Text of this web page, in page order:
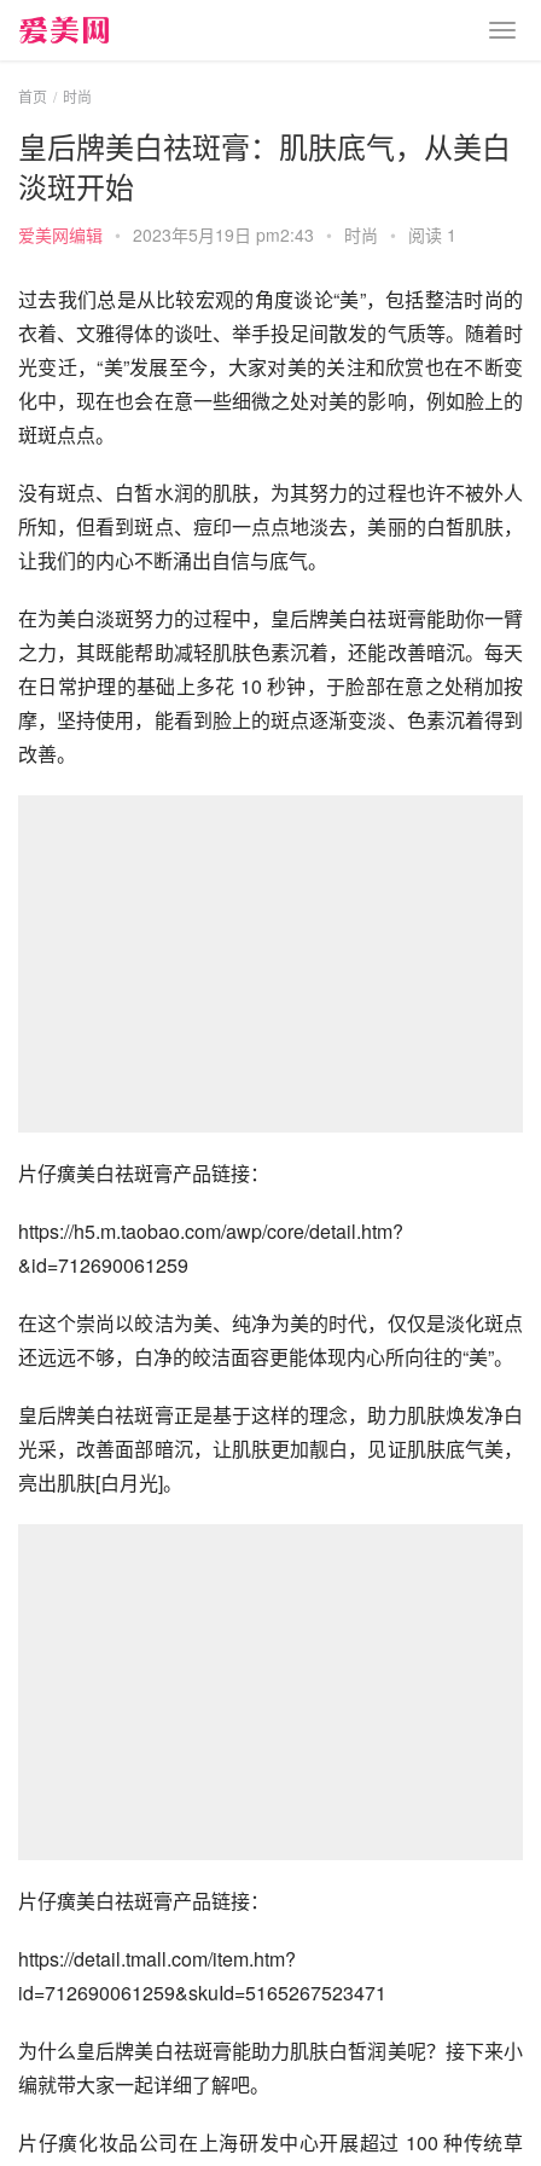
首页 时尚
皇后牌美白祛斑膏：肌肤底气，从美白
淡斑开始
爱美网编辑 • 2023年5月19日 pm2:43 • 时尚 • 阅读 1
过去我们总是从比较宏观的角度谈论“美”，包括整洁时尚的
衣着、文雅得体的谈吐、举手投足间散发的气质等。随着时
光变迁，“美”发展至今，大家对美的关注和欣赏也在不断变
化中，现在也会在意一些细微之处对美的影响，例如脸上的
斑斑点点。
没有斑点、白皙水润的肌肤，为其努力的过程也许不被外人
所知，但看到斑点、痘印一点点地淡去，美丽的白皙肌肤，
让我们的内心不断涌出自信与底气。
在为美白淡斑努力的过程中，皇后牌美白祛斑膏能助你一臂
之力，其既能帮助减轻肌肤色素沉着，还能改善暗沉。每天
在日常护理的基础上多花 10 秒钟，于脸部在意之处稍加按
摩，坚持使用，能看到脸上的斑点逐渐变淡、色素沉着得到
改善。
片仔癀美白祛斑膏产品链接：
https://h5.m.taobao.com/awp/core/detail.htm?
&id=712690061259
在这个崇尚以皎洁为美、纯净为美的时代，仅仅是淡化斑点
还远远不够，白净的皎洁面容更能体现内心所向往的“美”。
皇后牌美白祛斑膏正是基于这样的理念，助力肌肤焕发净白
光采，改善面部暗沉，让肌肤更加靓白，见证肌肤底气美，
亮出肌肤[白月光]。
片仔癀美白祛斑膏产品链接：
https://detail.tmall.com/item.htm?
id=712690061259&skuId=5165267523471
为什么皇后牌美白祛斑膏能助力肌肤白皙润美呢？接下来小
编就带大家一起详细了解吧。
片仔癀化妆品公司在上海研发中心开展超过 100 种传统草